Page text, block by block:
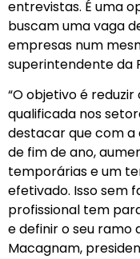
entrevistas. É uma
buscam uma vaga
empresas num
superintendente da
“O objetivo é
qualificada nos
destacar que com
de fim de ano,
temporárias e um
efetivado. Isso sem
profissional tem
e definir o seu ramo
Macagnam,